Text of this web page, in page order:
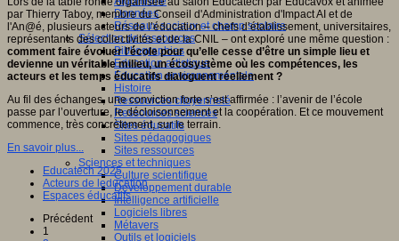
Données
Réseaux sociaux et champ scolaire
Sélection de ressources
Bibliographies
Education artistique
Education environnementale
Histoire
Ressources citoyenneté
Ressources sciences
Sites éducatifs
Sites pédagogiques
Sites ressources
Sciences et techniques
Culture scientifique
Développement durable
Intelligence artificielle
Logiciels libres
Métavers
Outils et logiciels
par Thierry Taboy, membre du Conseil d'Administration d'Impact AI et de
l'An@é, plusieurs acteurs de l’éducation – chefs d’établissement, universitaires,
représentants des collectivités et de la CNIL – ont exploré une même question :
comment faire évoluer l’école pour qu’elle cesse d’être un simple lieu et
devienne un véritable milieu, un écosystème où les compétences, les
acteurs et les temps éducatifs dialoguent réellement ?
Au fil des échanges, une conviction forte s’est affirmée : l’avenir de l’école
passe par l’ouverture, le décloisonnement et la coopération. Et ce mouvement
commence, très concrètement, sur le terrain.
En savoir plus...
Educatech 2025
Acteurs de leducation
Espaces éducatifs
Précédent
1